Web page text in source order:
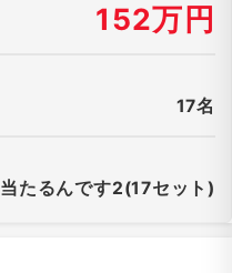
152万円
17名
当たるんです2(17セット)